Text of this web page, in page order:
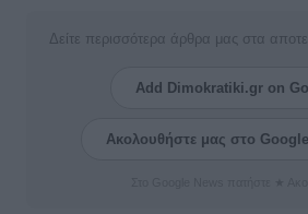
Δείτε περισσότερα άρθρα μας στα
Add Dimokratiki.gr on
Ακολουθήστε μας στο